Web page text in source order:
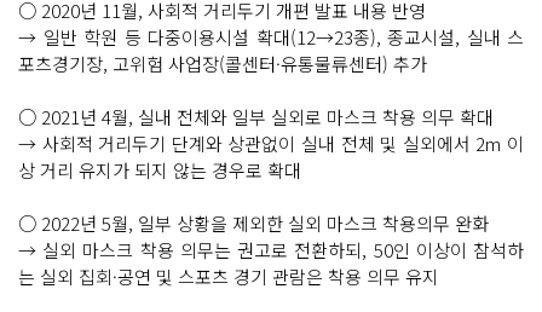
○ 2020년 11월, 사회적 거리두기 개편 발표 내용 반영
→ 일반 학원 등 다중이용시설 확대(12→23종), 종교시설, 실내 스
포츠경기장, 고위험 사업장(콜센터·유통물류센터) 추가
○ 2021년 4월, 실내 전체와 일부 실외로 마스크 착용 의무 확대
→ 사회적 거리두기 단계와 상관없이 실내 전체 및 실외에서 2m 이
상 거리 유지가 되지 않는 경우로 확대
○ 2022년 5월, 일부 상황을 제외한 실외 마스크 착용의무 완화
→ 실외 마스크 착용 의무는 권고로 전환하되, 50인 이상이 참석하
는 실외 집회·공연 및 스포츠 경기 관람은 착용 의무 유지